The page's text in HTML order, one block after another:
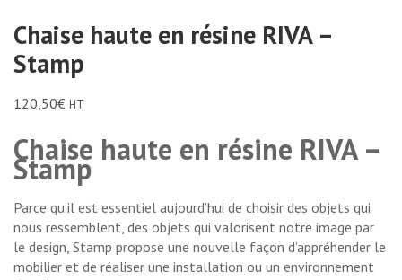
Chaise haute en résine RIVA –
Stamp
120,50€ HT
Chaise haute en résine RIVA –
Stamp
Parce qu’il est essentiel aujourd’hui de choisir des objets qui
nous ressemblent, des objets qui valorisent notre image par
le design, Stamp propose une nouvelle façon d’appréhender le
mobilier et de réaliser une installation ou un environnement